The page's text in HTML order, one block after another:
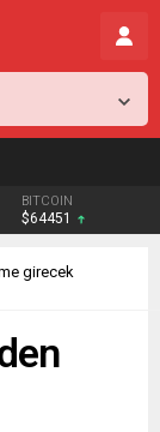
BITCOIN
$64451
girecek